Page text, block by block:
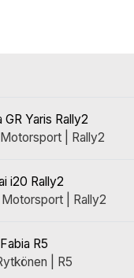
GR Yaris Rally2
| Rally2
i20 Rally2
| Rally2
R5
| R5